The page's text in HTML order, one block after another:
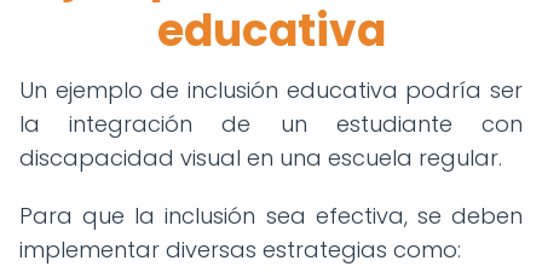
educativa
Un ejemplo de inclusión educativa podría ser
la integración de un estudiante con
discapacidad visual en una escuela regular.
Para que la inclusión sea efectiva, se deben
implementar diversas estrategias como: